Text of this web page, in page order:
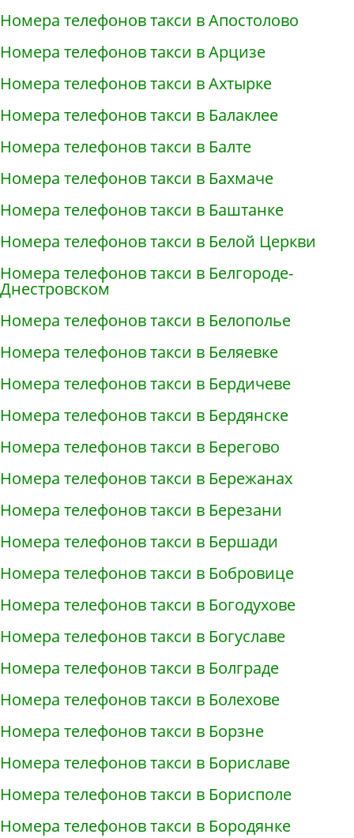
Номера телефонов такси в Апостолово
Номера телефонов такси в Арцизе
Номера телефонов такси в Ахтырке
Номера телефонов такси в Балаклее
Номера телефонов такси в Балте
Номера телефонов такси в Бахмаче
Номера телефонов такси в Баштанке
Номера телефонов такси в Белой Церкви
Номера телефонов такси в Белгороде-
Днестровском
Номера телефонов такси в Белополье
Номера телефонов такси в Беляевке
Номера телефонов такси в Бердичеве
Номера телефонов такси в Бердянске
Номера телефонов такси в Берегово
Номера телефонов такси в Бережанах
Номера телефонов такси в Березани
Номера телефонов такси в Бершади
Номера телефонов такси в Бобровице
Номера телефонов такси в Богодухове
Номера телефонов такси в Богуславе
Номера телефонов такси в Болграде
Номера телефонов такси в Болехове
Номера телефонов такси в Борзне
Номера телефонов такси в Бориславе
Номера телефонов такси в Борисполе
Номера телефонов такси в Бородянке